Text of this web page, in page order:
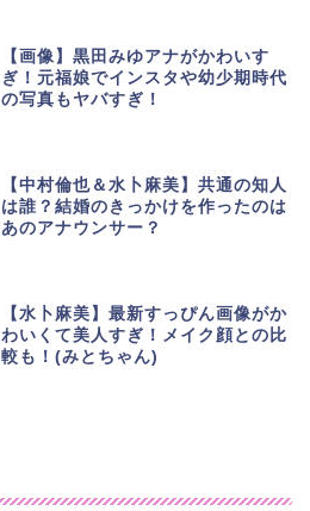
【画像】黒田みゆアナがかわいす
ぎ！元福娘でインスタや幼少期時代
の写真もヤバすぎ！
【中村倫也＆水卜麻美】共通の知人
は誰？結婚のきっかけを作ったのは
あのアナウンサー？
【水卜麻美】最新すっぴん画像がか
わいくて美人すぎ！メイク顔との比
較も！(みとちゃん)